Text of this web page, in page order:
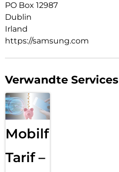
PO Box 12987
Dublin
Irland
https://samsung.com
Verwandte Services
Mobilfunk
Tarif –